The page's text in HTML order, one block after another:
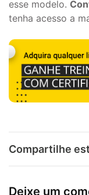
esse modelo.
tenha acesso a
Compartilhe
Deixe um